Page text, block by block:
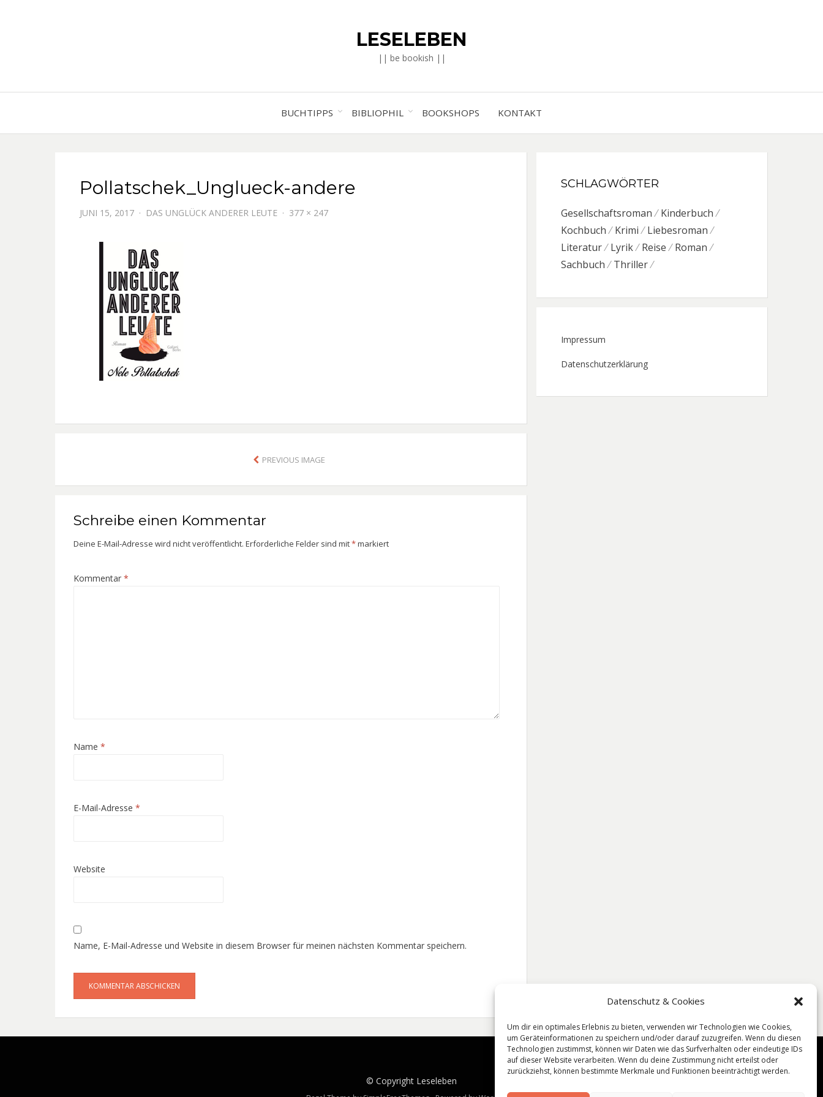
Datenschutz & Cookies
Um dir ein optimales Erlebnis zu bieten, verwenden wir Technologien wie Cookies,
um Geräteinformationen zu speichern und/oder darauf zuzugreifen. Wenn du diesen
Technologien zustimmst, können wir Daten wie das Surfverhalten oder eindeutige IDs
auf dieser Website verarbeiten. Wenn du deine Zustimmung nicht erteilst oder
zurückziehst, können bestimmte Merkmale und Funktionen beeinträchtigt werden.
LESELEBEN
|| be bookish ||
BUCHTIPPS BIBLIOPHIL BOOKSHOPS KONTAKT
Pollatschek_Unglueck-andere
JUNI 15, 2017 DAS UNGLÜCK ANDERER LEUTE 377 × 247
PREVIOUS IMAGE
Schreibe einen Kommentar
Deine E-Mail-Adresse wird nicht veröffentlicht. Erforderliche Felder sind mit*markiert
Kommentar *
Name *
E-Mail-Adresse *
Website
Name, E-Mail-Adresse und Website in diesem Browser für meinen nächsten Kommentar speichern.
SCHLAGWÖRTER
Gesellschaftsroman
Kinderbuch
Kochbuch
Krimi
Liebesroman
Literatur
Lyrik Reise
Roman
Sachbuch
Thriller
Impressum
Datenschutzerklärung
© Copyright Leseleben